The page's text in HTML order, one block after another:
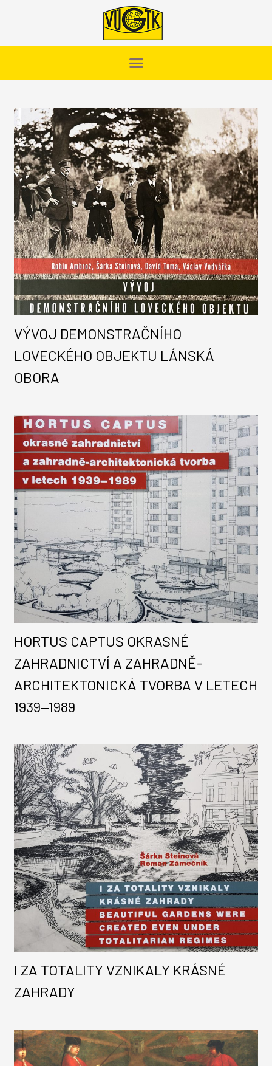
VÝVOJ DEMONSTRAČNÍHO
LOVECKÉHO OBJEKTU LÁNSKÁ
OBORA
HORTUS CAPTUS OKRASNÉ
ZAHRADNICTVÍ A ZAHRADNĚ-
ARCHITEKTONICKÁ TVORBA V LETECH
1939‒1989
I ZA TOTALITY VZNIKALY KRÁSNÉ
ZAHRADY